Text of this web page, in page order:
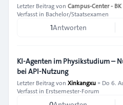
Letzter Beitrag von Campus-Center - BK
Verfasst in Bachelor/Staatsexamen
1Antworten
KI-Agenten im Physikstudium –
bei API-Nutzung
Letzter Beitrag von Xinkangxu » Do 6.
Verfasst in Erstsemester-Forum